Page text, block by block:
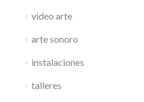
video arte
arte sonoro
instalaciones
talleres